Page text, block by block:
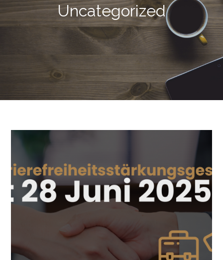
Uncategorized